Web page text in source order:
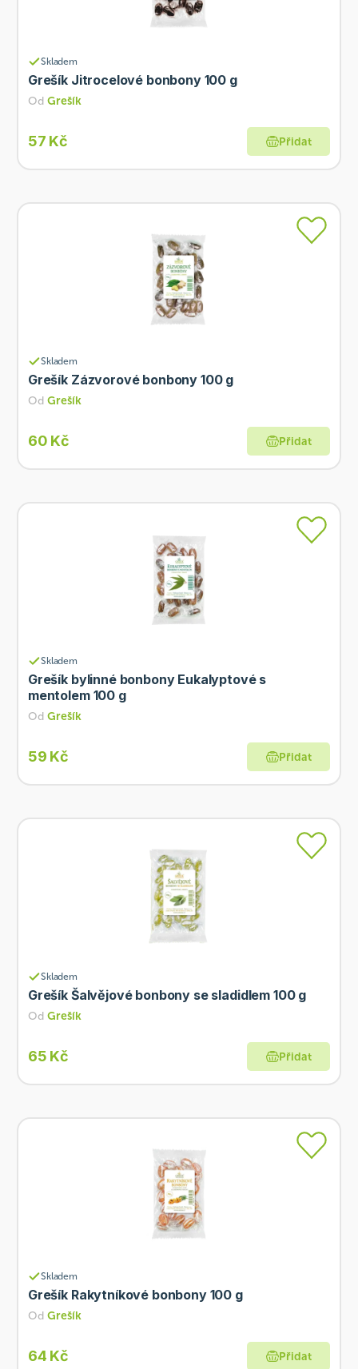
Skladem
Grešík Jitrocelové bonbony 100 g
Od Grešík
57 Kč Přidat
Skladem
Grešík Zázvorové bonbony 100 g
Od Grešík
60 Kč Přidat
Skladem
Grešík bylinné bonbony Eukalyptové s
mentolem 100 g
Od Grešík
59 Kč Přidat
Skladem
Grešík Šalvějové bonbony se sladidlem 100 g
Od Grešík
65 Kč Přidat
Skladem
Grešík Rakytníkové bonbony 100 g
Od Grešík
64 Kč Přidat